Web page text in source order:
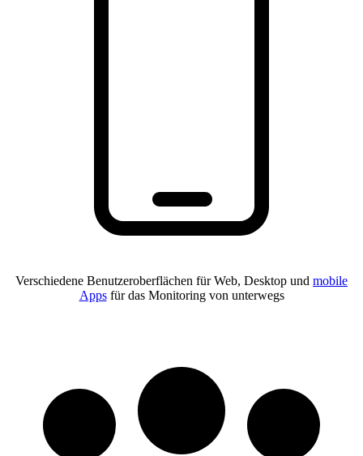
Verschiedene Benutzeroberflächen für Web, Desktop und mobile
Appsfür das Monitoring von unterwegs